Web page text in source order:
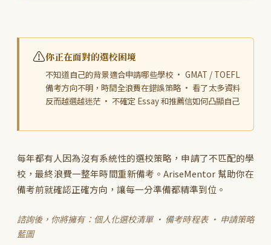
⚠️你正在面對的選校困境
不知道自己的背景適合申請哪些學校 · GMAT / TOEFL
備考方向不明，時間全浪費在錯誤策略 · 看了太多資料
反而越選越迷茫 · 不確定 Essay 和推薦信如何凸顯自己
每年都有人因為沒有系統性的選校策略，申請了不匹配的學
校，最終浪費一整年時間重新備考。AriseMentor 幫助你在
備考前就確認正確方向，讓每一分準備都精準到位。
諮詢後，你將擁有：個人化選校清單 · 備考時程表 · 申請策略
藍圖